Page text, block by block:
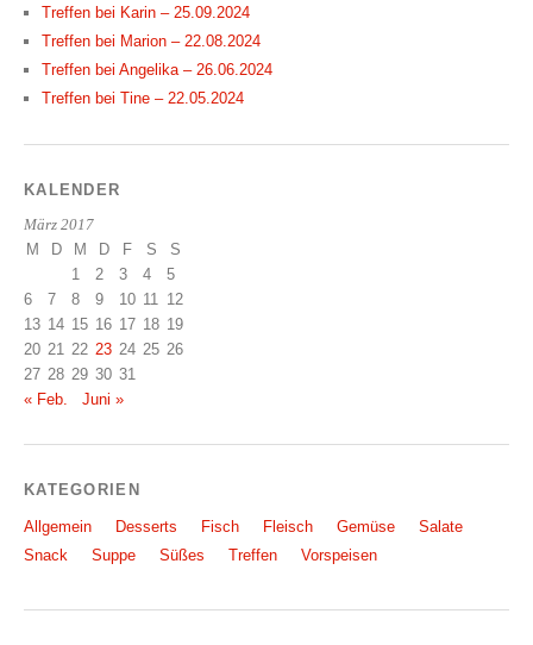
Treffen bei Karin – 25.09.2024
Treffen bei Marion – 22.08.2024
Treffen bei Angelika – 26.06.2024
Treffen bei Tine – 22.05.2024
KALENDER
März 2017
M D M D F S
S
1
2 3 4
5
6
7 8 9 10 11 12
13 14 15 16 17 18 19
20 21 22 23 24 25 26
27 28 29 30 31
« Feb.
Juni »
KATEGORIEN
Allgemein Desserts Fisch Fleisch Gemüse
Salate
Snack
Suppe Süßes Treffen Vorspeisen